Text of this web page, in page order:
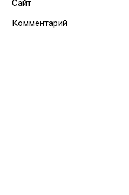
Сайт
Комментарий